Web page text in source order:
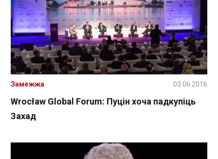
Wrocław Global Forum: Пуцін хоча падкупіць
Захад
Замежжа 03.06.2016